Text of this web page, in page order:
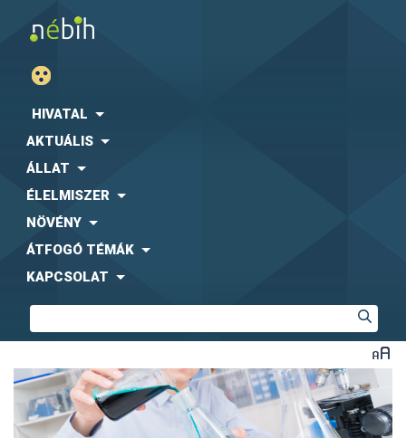
HIVATAL
AKTUÁLIS
ÁLLAT
ÉLELMISZER
NÖVÉNY
ÁTFOGÓ TÉMÁK
KAPCSOLAT